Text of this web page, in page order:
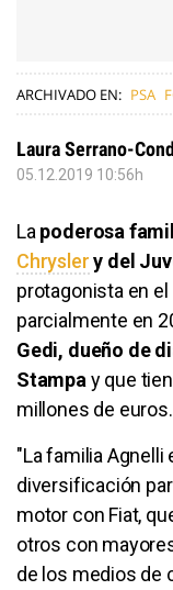
ARCHIVADO EN: PSA
Laura Serrano-
05.12.2019 10:56h
La poderosa
Chryslery del
protagonista en
parcialmente en
Gedi, dueño de
Stampa y que
millones de euros.
"La familia
diversificación
motor con Fiat,
otros con
de los medios de